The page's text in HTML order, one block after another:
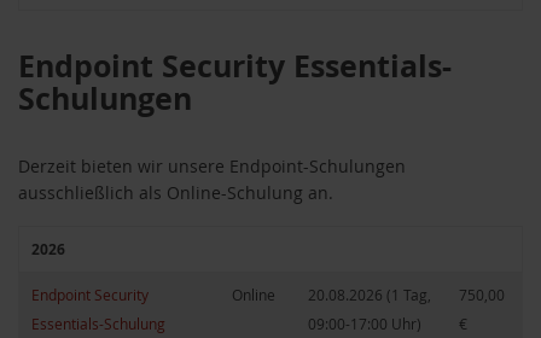
Endpoint Security Essentials-
Schulungen
Derzeit bieten wir unsere Endpoint-Schulungen
ausschließlich als Online-Schulung an.
2026
Endpoint Security
Essentials-Schulung
Online
20.08.2026 (1 Tag,
09:00-17:00 Uhr)
750,00
€